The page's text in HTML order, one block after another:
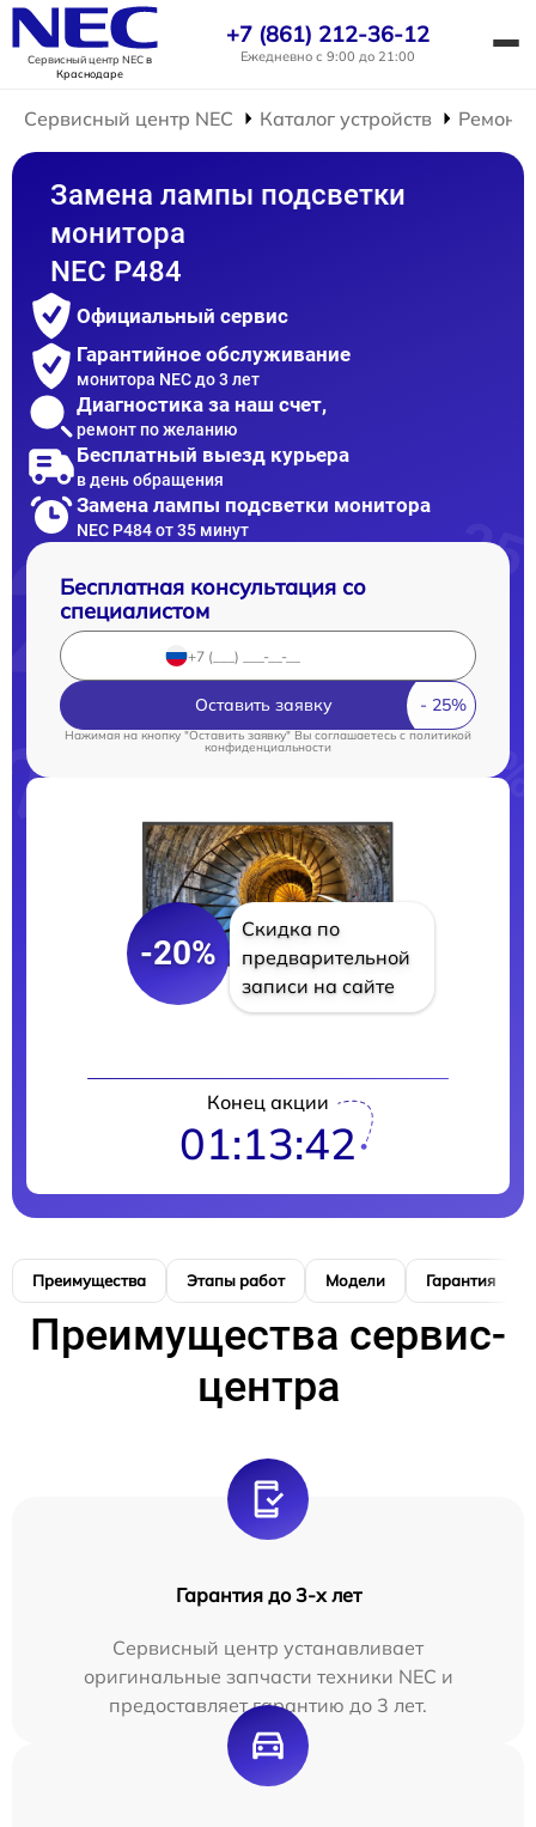
Сервисный центр NECв
Краснодаре
+7 (861) 212-36-12
Ежедневно с 9:00 до 21:00
Сервисный центр NEC Каталог устройств Ремонт
Замена лампы подсветки
монитора
NEC P484
Официальный сервис
Гарантийное обслуживание
монитора NEC до 3 лет
Диагностика за наш счет,
ремонт по желанию
Бесплатный выезд курьера
в день обращения
Замена лампы подсветки монитора
NEC P484 от 35 минут
Бесплатная консультация со
специалистом
Оставить заявку
Нажимая на кнопку "Оставить заявку" Вы соглашаетесь cполитикой
конфиденциальности
-20%
Скидка по
предварительной
записи на сайте
Конец акции
01:13:41
Преимущества Этапы работ Модели Гарантия
Преимущества сервис-
центра
Гарантия до 3-х лет
Сервисный центр устанавливает
оригинальные запчасти техники NEC и
предоставляет гарантию до 3 лет.